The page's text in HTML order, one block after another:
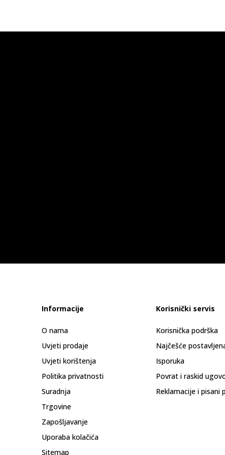
Informacije
O nama
Uvjeti prodaje
Uvjeti korištenja
Politika privatnosti
Suradnja
Trgovine
Zapošljavanje
Uporaba kolačića
Sitemap
Korisnički servis
Korisnička podrška
Najčešće
Isporuka
Povrat i raskid
Reklamacije i pisani